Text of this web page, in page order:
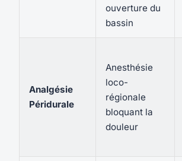
ouverture du
bassin
Analgésie
Péridurale
Anesthésie
loco-
régionale
bloquant la
douleur